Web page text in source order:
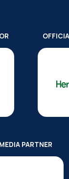
MEDIA PARTNER